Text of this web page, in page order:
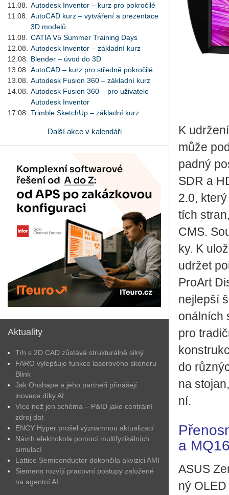
11.08.
Autodesk Inventor – kurz pro pokročilé
11.08.
AutoCAD kurz – vytváření a prezentace
3D modelů
11.08.
CATIA V5 Summer Training Days
12.08.
Autodesk Inventor – základní kurz
12.08.
Blender – úvod do 3D
13.08.
AutoCAD – kurz pro středně pokročilé
13.08.
Autodesk Fusion 360 – základní kurz
14.08.
Autodesk Fusion 360 – pro uživatele
Autodesk Inventor
17.08.
Trimble SketchUp – základní kurz
Další akce v kalendáři
Aktuality
Trh s 2D CAD zůstává strukturálně silný
FARO vylepšuje funkce laserového skeneru
Blink
Jak Onshape a jeho partneři přinášejí
inovace díky AI
Více než jen schéma – P&ID jako centrální
zdroj dat
ENCY Hyper prošel významnou aktualizací
Návrh elektrokola pomocí multifyzikálních
simulací
Lattice Semiconductor dokončila akvizici AMI
Siemens rozvíjí pracovní postupy založené
na agentní AI
K
může
pad­ný
SDR a
2.0,
tích
CMS.
ky. K
udr­žet
Pro­Art
nej­lep­ší
o­nál­ních
pro
do
na
ní.
a
ASUS
ný